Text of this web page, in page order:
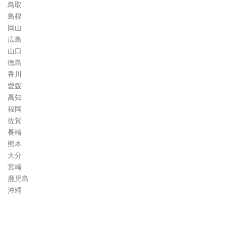
鳥取
島根
岡山
広島
山口
徳島
香川
愛媛
高知
福岡
佐賀
長崎
熊本
大分
宮崎
鹿児島
沖縄